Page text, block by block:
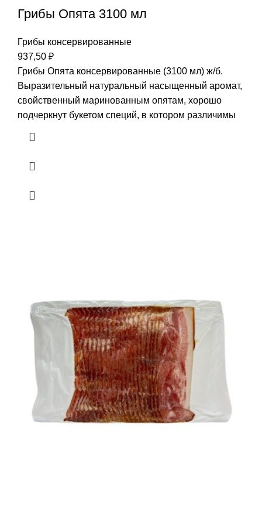
Грибы Опята 3100 мл
Грибы консервированные
937,50 ₽
Грибы Опята консервированные (3100 мл) ж/б.
Выразительный натуральный насыщенный аромат,
свойственный маринованным опятам, хорошо
подчеркнут букетом специй, в котором различимы